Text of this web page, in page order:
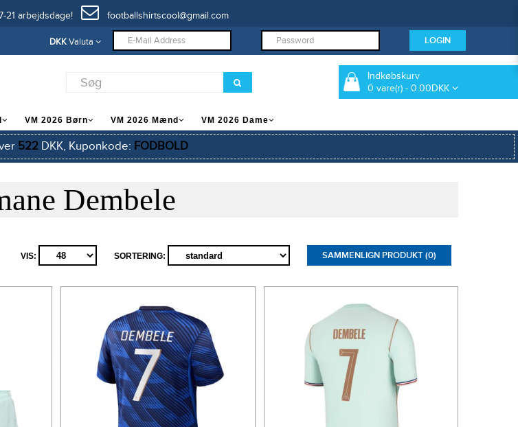
21 arbejdsdage! footballshirtscool@gmail.com
DKKValuta
Indkøbskurv
0 vare(r) - 0.00DKK
VM 2026 Børn VM 2026 Mænd VM 2026 Dame
522DKK, Kuponkode: FODBOLD
Dembele
SAMMENLIGN PRODUKT (0)
SORTERING:
VIS: